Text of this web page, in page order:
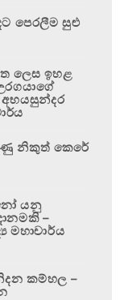
පෙරලීම සුළු
ලෙස ඉහළ
අභයසුන්දර
නිකුත් කෙරේ
යනු
–
මහාචාර්ය
කම්හල –